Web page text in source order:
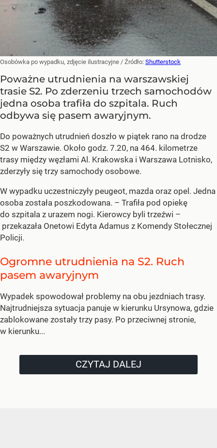
Osobówka po wypadku, zdjęcie ilustracyjne / Źródło: Shutterstock
Poważne utrudnienia na warszawskiej
trasie S2. Po zderzeniu trzech samochodów
jedna osoba trafiła do szpitala. Ruch
odbywa się pasem awaryjnym.
Do poważnych utrudnień doszło w piątek rano na drodze
S2 w Warszawie. Około godz. 7.20, na 464. kilometrze
trasy między węzłami Al. Krakowska i Warszawa Lotnisko,
zderzyły się trzy samochody osobowe.
W wypadku uczestniczyły peugeot, mazda oraz opel. Jedna
osoba została poszkodowana. – Trafiła pod opiekę
do szpitala z urazem nogi. Kierowcy byli trzeźwi –
przekazała Onetowi Edyta Adamus z Komendy Stołecznej
Policji.
Ogromne utrudnienia na S2. Ruch
pasem awaryjnym
Wypadek spowodował problemy na obu jezdniach trasy.
Najtrudniejsza sytuacja panuje w kierunku Ursynowa, gdzie
zablokowane zostały trzy pasy. Po przeciwnej stronie,
w kierunku...
CZYTAJ DALEJ